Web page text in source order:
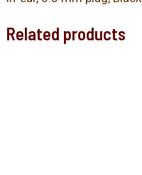
Related products